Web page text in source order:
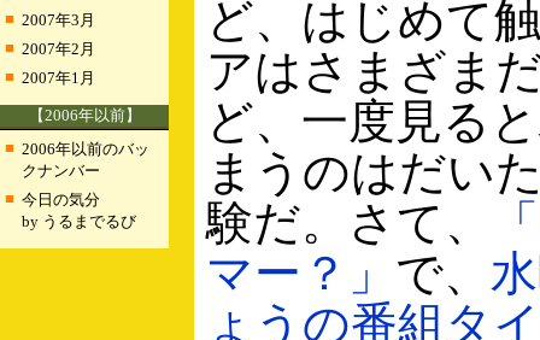
■ 2007年3月
■ 2007年2月
■ 2007年1月
【2006年以前】
■ 2006年以前のバッ
クナンバー
■ 今日の気分
by うるまでるび
ど、はじめて
アはさまざま
ど、一度見る
まうのはだい
験だ。さて、
マー？」 で、
ょうの番組タ